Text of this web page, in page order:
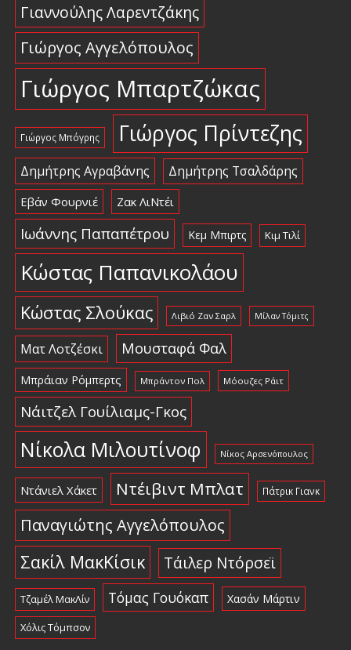
Γιαννούλης Λαρεντζάκης
Γιώργος Αγγελόπουλος
Γιώργος Μπαρτζώκας
Γιώργος Μπόγρης Γιώργος Πρίντεζης
Δημήτρης Αγραβάνης Δημήτρης Τσαλδάρης
Εβάν Φουρνιέ Ζακ ΛιΝτέι
Ιωάννης Παπαπέτρου Κεμ Μπιρτς Κιμ Τιλί
Κώστας Παπανικολάου
Κώστας Σλούκας Λιβιό Ζαν Σαρλ Μίλαν Τόμιτς
Ματ Λοτζέσκι Μουσταφά Φαλ
Μπράιαν Ρόμπερτς Μπράντον Πολ Μόουζες Ράιτ
Νάιτζελ Γουίλιαμς-Γκος
Νίκολα Μιλουτίνοφ Νίκος Αρσενόπουλος
Ντάνιελ Χάκετ Ντέιβιντ Μπλατ Πάτρικ Γιανκ
Παναγιώτης Αγγελόπουλος
Σακίλ ΜακΚίσικ Τάιλερ Ντόρσεϊ
Τζαμέλ ΜακΛίν Τόμας Γουόκαπ Χασάν Μάρτιν
Χόλις Τόμπσον